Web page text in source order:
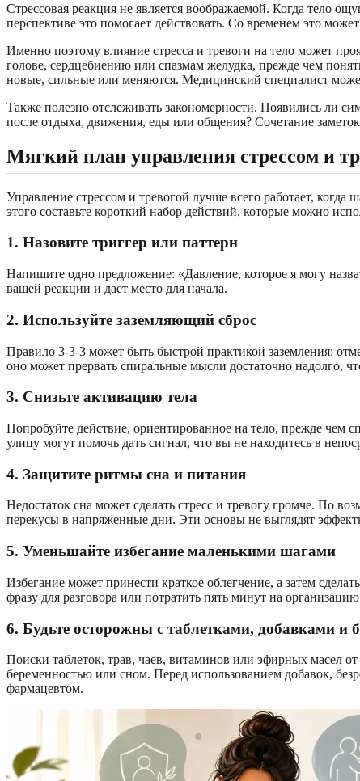
Стрессовая реакция не является воображаемой. Когда тело
перспективе это помогает действовать. Со временем это
Именно поэтому влияние стресса и тревоги на тело может
голове, сердцебиению или спазмам желудка, прежде чем
новые, сильные или меняются. Медицинский специалист
Также полезно отслеживать закономерности. Появились ли
после отдыха, движения, еды или общения? Сочетание
Мягкий план управления стрессом и
Управление стрессом и тревогой лучше всего работает,
этого составьте короткий набор действий, которые можно
1. Назовите триггер или паттерн
Напишите одно предложение: «Давление, которое я могу
вашей реакции и дает место для начала.
2. Используйте заземляющий сброс
Правило 3-3-3 может быть быстрой практикой заземления:
оно может прервать спиральные мысли достаточно надолго,
3. Снизьте активацию тела
Попробуйте действие, ориентированное на тело, прежде чем
улицу могут помочь дать сигнал, что вы не находитесь в
4. Защитите ритмы сна и питания
Недостаток сна может сделать стресс и тревогу громче. По
перекусы в напряженные дни. Эти основы не выглядят
5. Уменьшайте избегание маленькими шагами
Избегание может принести краткое облегчение, а затем
фразу для разговора или потратить пять минут на
6. Будьте осторожны с таблетками, добавками
Поиски таблеток, трав, чаев, витаминов или эфирных масел
беременностью или сном. Перед использованием добавок,
фармацевтом.